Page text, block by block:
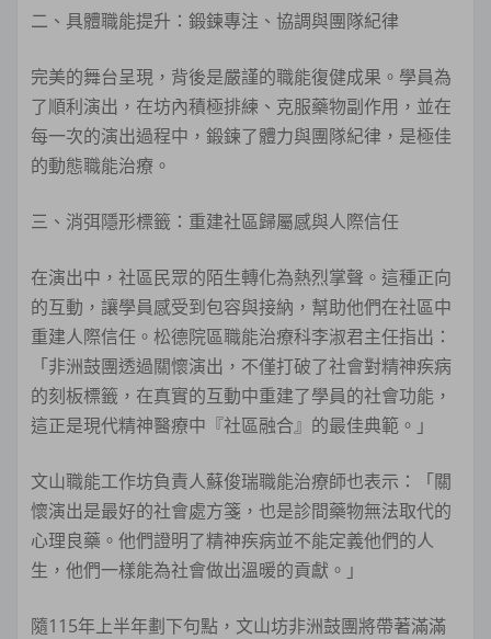
二、具體職能提升：鍛鍊專注、協調與團隊紀律
完美的舞台呈現，背後是嚴謹的職能復健成果。學員為
了順利演出，在坊內積極排練、克服藥物副作用，並在
每一次的演出過程中，鍛鍊了體力與團隊紀律，是極佳
的動態職能治療。
三、消弭隱形標籤：重建社區歸屬感與人際信任
在演出中，社區民眾的陌生轉化為熱烈掌聲。這種正向
的互動，讓學員感受到包容與接納，幫助他們在社區中
重建人際信任。松德院區職能治療科李淑君主任指出：
「非洲鼓團透過關懷演出，不僅打破了社會對精神疾病
的刻板標籤，在真實的互動中重建了學員的社會功能，
這正是現代精神醫療中『社區融合』的最佳典範。」
文山職能工作坊負責人蘇俊瑞職能治療師也表示：「關
懷演出是最好的社會處方箋，也是診間藥物無法取代的
心理良藥。他們證明了精神疾病並不能定義他們的人
生，他們一樣能為社會做出溫暖的貢獻。」
隨115年上半年劃下句點，文山坊非洲鼓團將帶著滿滿